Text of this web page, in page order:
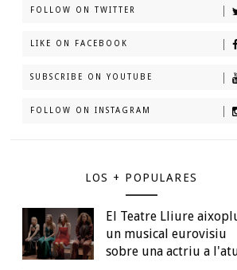
FOLLOW ON TWITTER
LIKE ON FACEBOOK
SUBSCRIBE ON YOUTUBE
FOLLOW ON INSTAGRAM
LOS + POPULARES
El Teatre Lliure
un musical eurovisiu
sobre una actriu a